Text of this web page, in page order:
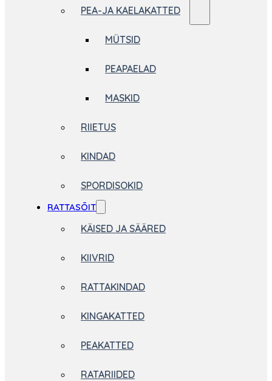
PEA-JA KAELAKATTED
MÜTSID
PEAPAELAD
MASKID
RIIETUS
KINDAD
SPORDISOKID
RATTASÕIT
KÄISED JA SÄÄRED
KIIVRID
RATTAKINDAD
KINGAKATTED
PEAKATTED
RATARIIDED